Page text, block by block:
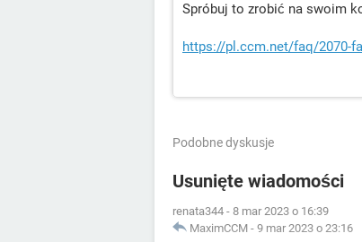
Spróbuj to zrobić na swoim
https://pl.ccm.net/faq/2070-
Podobne dyskusje
Usunięte wiadomości
renata344 - 8 mar 2023 o 16:39
MaximCCM - 9 mar 2023 o 23:16